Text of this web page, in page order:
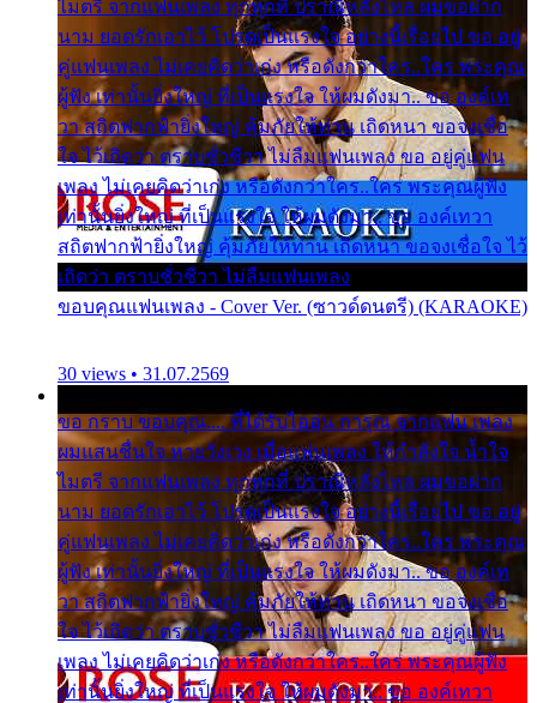
ไมตรี จากแฟนเพลง ทุกทุกที่ ปราณีหลั่งไหล ผมขอฝาก
นาม ยอดรักเอาไว้ โปรดเป็นแรงใจ อย่างนี้เรื่อยไป ขอ อยู่
คู่แฟนเพลง ไม่เคยคิดว่าเก่ง หรือดังกว่าใคร..ใคร พระคุณ
ผู้ฟัง เท่านั้นยิ่งใหญ่ ที่เป็นแรงใจ ให้ผมดังมา.. ขอ องค์เท
วา สถิตฟากฟ้ายิ่งใหญ่ คุ้มภัยให้ท่าน เถิดหนา ขอจงเชื่อ
ใจ ไว้เถิดว่า ตราบชั่วชีวา ไม่ลืมแฟนเพลง ขอ อยู่คู่แฟน
เพลง ไม่เคยคิดว่าเก่ง หรือดังกว่าใคร..ใคร พระคุณผู้ฟัง
เท่านั้นยิ่งใหญ่ ที่เป็นแรงใจ ให้ผมดังมา.. ขอ องค์เทวา
สถิตฟากฟ้ายิ่งใหญ่ คุ้มภัยให้ท่าน เถิดหนา ขอจงเชื่อใจ ไว้
เถิดว่า ตราบชั่วชีวา ไม่ลืมแฟนเพลง
ขอบคุณแฟนเพลง - Cover Ver. (ซาวด์ดนตรี) (KARAOKE)
30 views • 31.07.2569
ขอ กราบ ขอบคุณ.... ที่ได้รับไออุ่น การุณ จากแฟน เพลง
ผมแสนชื่นใจ หายวังเวง เมื่อแฟนเพลง ให้กำลังใจ น้ำใจ
ไมตรี จากแฟนเพลง ทุกทุกที่ ปราณีหลั่งไหล ผมขอฝาก
นาม ยอดรักเอาไว้ โปรดเป็นแรงใจ อย่างนี้เรื่อยไป ขอ อยู่
คู่แฟนเพลง ไม่เคยคิดว่าเก่ง หรือดังกว่าใคร..ใคร พระคุณ
ผู้ฟัง เท่านั้นยิ่งใหญ่ ที่เป็นแรงใจ ให้ผมดังมา.. ขอ องค์เท
วา สถิตฟากฟ้ายิ่งใหญ่ คุ้มภัยให้ท่าน เถิดหนา ขอจงเชื่อ
ใจ ไว้เถิดว่า ตราบชั่วชีวา ไม่ลืมแฟนเพลง ขอ อยู่คู่แฟน
เพลง ไม่เคยคิดว่าเก่ง หรือดังกว่าใคร..ใคร พระคุณผู้ฟัง
เท่านั้นยิ่งใหญ่ ที่เป็นแรงใจ ให้ผมดังมา.. ขอ องค์เทวา